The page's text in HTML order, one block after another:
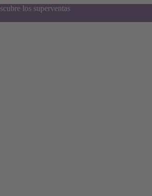
los superventas